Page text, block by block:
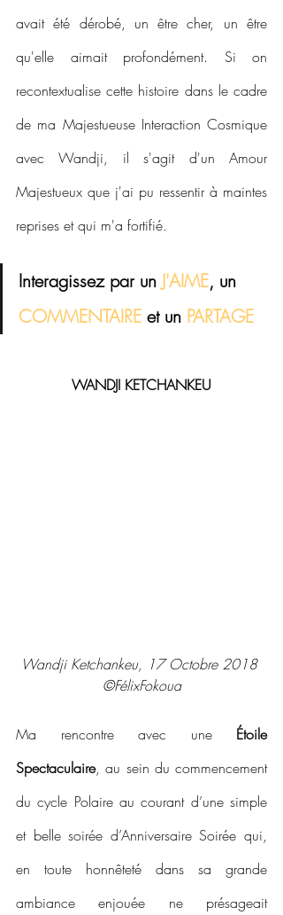
avait été dérobé, un être cher, un être
qu'elle aimait profondément. Si on
recontextualise cette histoire dans le cadre
de ma Majestueuse Interaction Cosmique
avec Wandji, il s'agit d'un Amour
Majestueux que j'ai pu ressentir à maintes
reprises et qui m'a fortifié.
Interagissez par un J'AIME, un
COMMENTAIRE et un PARTAGE
WANDJI KETCHANKEU
Wandji Ketchankeu, 17 Octobre 2018
©FélixFokoua
Ma rencontre avec une Étoile
Spectaculaire, au sein du commencement
du cycle Polaire au courant d’une simple
et belle soirée d’Anniversaire Soirée qui,
en toute honnêteté dans sa grande
ambiance enjouée ne présageait